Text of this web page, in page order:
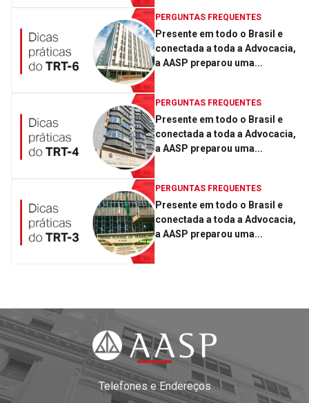
PERGUNTAS FREQUENTES
Presente em todo o Brasil e
conectada a toda a Advocacia,
a AASP preparou uma...
PERGUNTAS FREQUENTES
Presente em todo o Brasil e
conectada a toda a Advocacia,
a AASP preparou uma...
PERGUNTAS FREQUENTES
Presente em todo o Brasil e
conectada a toda a Advocacia,
a AASP preparou uma...
Telefones e Endereços